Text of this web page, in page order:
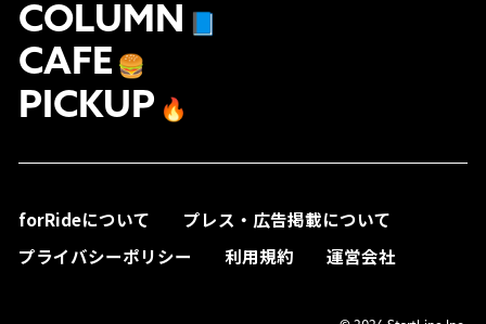
COLUMN
CAFE 🍔
PICKUP 🔥
forRideについて
プレス・広告掲載について
プライバシーポリシー
利用規約 運営会社